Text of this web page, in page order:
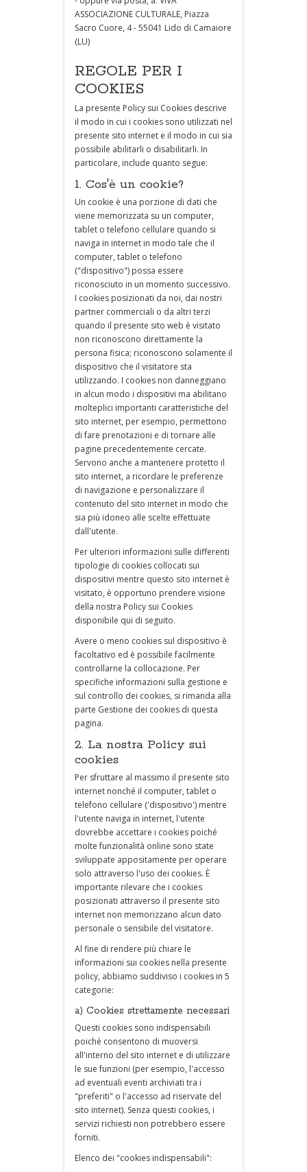
ASSOCIAZIONE CULTURALE, Piazza
Sacro Cuore, 4 - 55041 Lido di Camaiore
(LU)
REGOLE PER I
COOKIES
La presente Policy sui Cookies descrive
il modo in cui i cookies sono utilizzati nel
presente sito internet e il modo in cui sia
possibile abilitarli o disabilitarli. In
particolare, include quanto segue:
1. Cos'è un cookie?
Un cookie è una porzione di dati che
viene memorizzata su un computer,
tablet o telefono cellulare quando si
naviga in internet in modo tale che il
computer, tablet o telefono
("dispositivo") possa essere
riconosciuto in un momento successivo.
I cookies posizionati da noi, dai nostri
partner commerciali o da altri terzi
quando il presente sito web è visitato
non riconoscono direttamente la
persona fisica; riconoscono solamente il
dispositivo che il visitatore sta
utilizzando. I cookies non danneggiano
in alcun modo i dispositivi ma abilitano
molteplici importanti caratteristiche del
sito internet, per esempio, permettono
di fare prenotazioni e di tornare alle
pagine precedentemente cercate.
Servono anche a mantenere protetto il
sito internet, a ricordare le preferenze
di navigazione e personalizzare il
contenuto del sito internet in modo che
sia più idoneo alle scelte effettuate
dall'utente.
Per ulteriori informazioni sulle differenti
tipologie di cookies collocati sui
dispositivi mentre questo sito internet è
visitato, è opportuno prendere visione
della nostra Policy sui Cookies
disponibile qui di seguito.
Avere o meno cookies sul dispositivo è
facoltativo ed è possibile facilmente
controllarne la collocazione. Per
specifiche informazioni sulla gestione e
sul controllo dei cookies, si rimanda alla
parte Gestione dei cookies di questa
pagina.
2. La nostra Policy sui
cookies
Per sfruttare al massimo il presente sito
internet nonché il computer, tablet o
telefono cellulare ('dispositivo') mentre
l'utente naviga in internet, l'utente
dovrebbe accettare i cookies poiché
molte funzionalità online sono state
sviluppate appositamente per operare
solo attraverso l'uso dei cookies. È
importante rilevare che i cookies
posizionati attraverso il presente sito
internet non memorizzano alcun dato
personale o sensibile del visitatore.
Al fine di rendere più chiare le
informazioni sui cookies nella presente
policy, abbiamo suddiviso i cookies in 5
categorie:
a) Cookies strettamente necessari
Questi cookies sono indispensabili
poiché consentono di muoversi
all'interno del sito internet e di utilizzare
le sue funzioni (per esempio, l'accesso
ad eventuali eventi archiviati tra i
"preferiti" o l'accesso ad riservate del
sito internet). Senza questi cookies, i
servizi richiesti non potrebbero essere
forniti.
Elenco dei "cookies indispensabili":